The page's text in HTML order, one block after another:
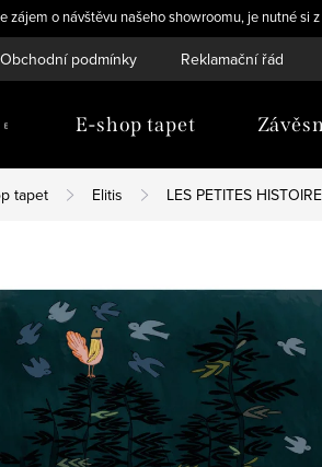
zájem o návštěvu našeho showroomu, je nutné
Obchodní podmínky Reklamační řád
E-shop tapet
tapet Elitis LES PETITES